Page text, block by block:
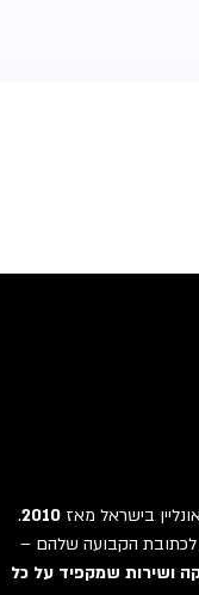
בישראל מאז 2010
.
לכתובת הקבועה שלהם –
ושירות שמקפיד על כל